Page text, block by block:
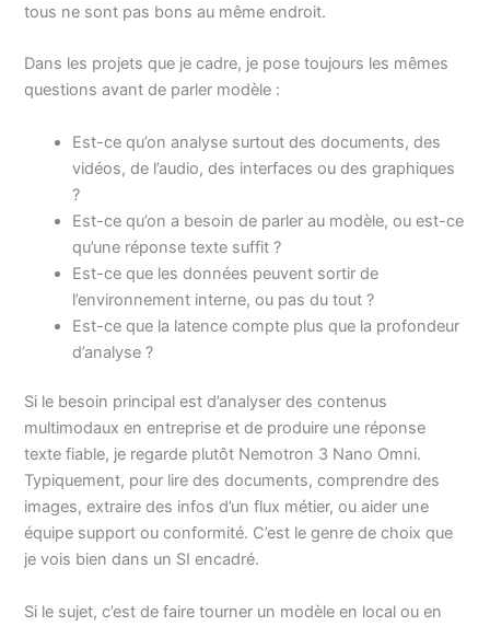
tous ne sont pas bons au même endroit.
Dans les projets que je cadre, je pose toujours les mêmes
questions avant de parler modèle :
Est-ce qu’on analyse surtout des documents, des
vidéos, de l’audio, des interfaces ou des graphiques
?
Est-ce qu’on a besoin de parler au modèle, ou est-ce
qu’une réponse texte suffit ?
Est-ce que les données peuvent sortir de
l’environnement interne, ou pas du tout ?
Est-ce que la latence compte plus que la profondeur
d’analyse ?
Si le besoin principal est d’analyser des contenus
multimodaux en entreprise et de produire une réponse
texte fiable, je regarde plutôt Nemotron 3 Nano Omni.
Typiquement, pour lire des documents, comprendre des
images, extraire des infos d’un flux métier, ou aider une
équipe support ou conformité. C’est le genre de choix que
je vois bien dans un SI encadré.
Si le sujet, c’est de faire tourner un modèle en local ou en